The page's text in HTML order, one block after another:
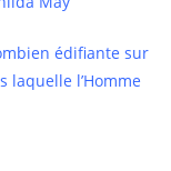
édifiante sur
laquelle l’Homme